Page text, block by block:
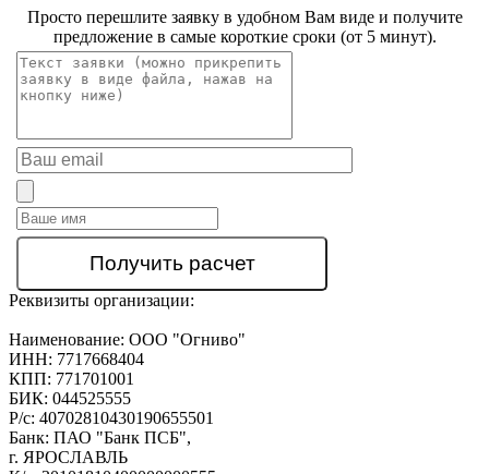
Просто перешлите заявку в удобном Вам виде и получите
предложение в самые короткие сроки (от 5 минут).
Реквизиты организации:
Наименование: ООО "Огниво"
ИНН: 7717668404
КПП: 771701001
БИК: 044525555
Р/с: 40702810430190655501
Банк: ПАО "Банк ПСБ",
г. ЯРОСЛАВЛЬ